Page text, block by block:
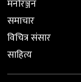
मनोरञ्जन
समाचार
विचित्र संसार
साहित्य